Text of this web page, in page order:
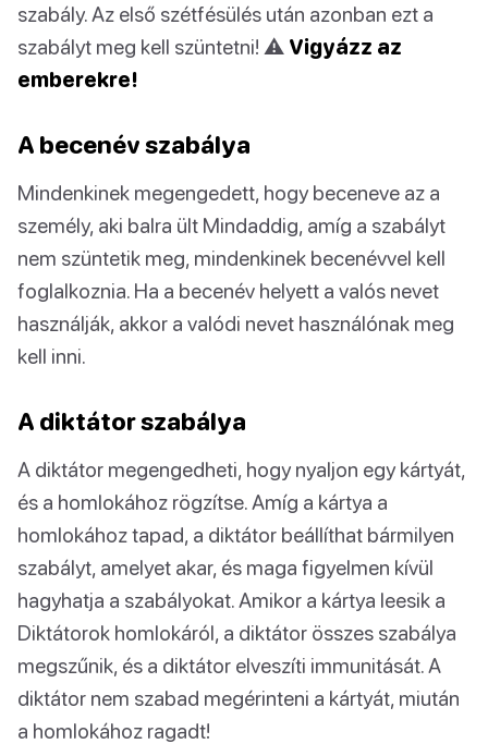
szabály. Az első szétfésülés után azonban ezt a
szabályt meg kell szüntetni! ⚠️ Vigyázz az
emberekre!
A becenév szabálya
Mindenkinek megengedett, hogy beceneve az a
személy, aki balra ült Mindaddig, amíg a szabályt
nem szüntetik meg, mindenkinek becenévvel kell
foglalkoznia. Ha a becenév helyett a valós nevet
használják, akkor a valódi nevet használónak meg
kell inni.
A diktátor szabálya
A diktátor megengedheti, hogy nyaljon egy kártyát,
és a homlokához rögzítse. Amíg a kártya a
homlokához tapad, a diktátor beállíthat bármilyen
szabályt, amelyet akar, és maga figyelmen kívül
hagyhatja a szabályokat. Amikor a kártya leesik a
Diktátorok homlokáról, a diktátor összes szabálya
megszűnik, és a diktátor elveszíti immunitását. A
diktátor nem szabad megérinteni a kártyát, miután
a homlokához ragadt!